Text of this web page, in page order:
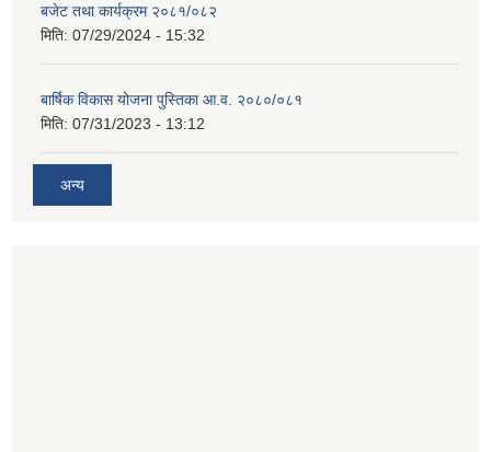
बजेट तथा कार्यक्रम २०८१/०८२
मिति: 07/29/2024 - 15:32
बार्षिक विकास योजना पुस्तिका आ.व. २०८०/०८१
मिति: 07/31/2023 - 13:12
अन्य